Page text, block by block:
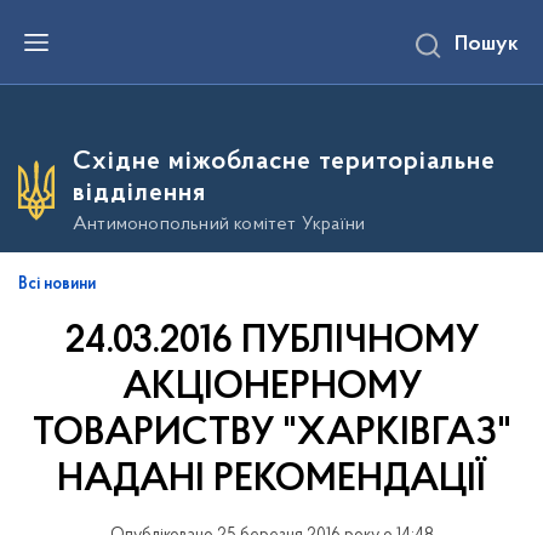
е
о
о
в
Пошук
Східне міжобласне територіальне
відділення
Антимонопольний комітет України
Всі новини
24.03.2016 ПУБЛІЧНОМУ
АКЦІОНЕРНОМУ
ТОВАРИСТВУ "ХАРКІВГАЗ"
НАДАНІ РЕКОМЕНДАЦІЇ